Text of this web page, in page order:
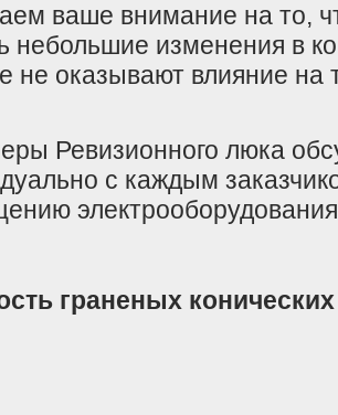
ваше внимание на то,
небольшие изменения в
не оказывают влияние на
Ревизионного люка
с каждым
граненых